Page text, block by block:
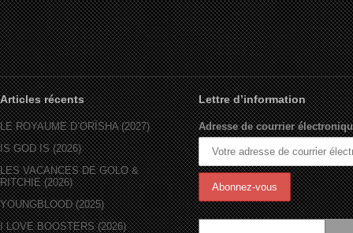
Articles récents
LE ROYAUME D’ORÏSHA (2027)
IS GOD IS (2026)
LES VACANCES DE GOLO &
RITCHIE (2026)
YOUNGBLOOD (2025)
I LOVE BOOSTERS (2026)
Lettre d’information
Adresse de courrier